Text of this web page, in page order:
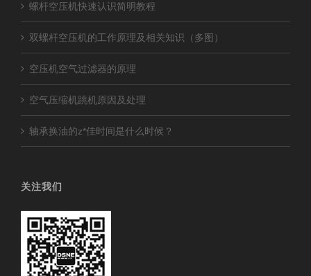
螺杆空压机快速认识简明教程
双螺杆空压机的工作原理及相关知识（多图）
空压机空气过滤器的原理
空气压缩机跳机原因及处理
轴承换油的z*佳时间是什么时候？
关注我们